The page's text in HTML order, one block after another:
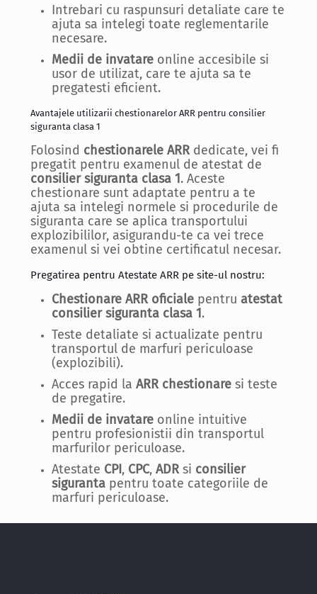
Intrebari cu raspunsuri detaliate care te
ajuta sa intelegi toate reglementarile
necesare.
Medii de invatare online accesibile si
usor de utilizat, care te ajuta sa te
pregatesti eficient.
Avantajele utilizarii chestionarelor ARR pentru consilier
siguranta clasa 1
Folosind chestionarele ARRdedicate, vei fi
pregatit pentru examenul de atestat de
consilier siguranta clasa 1. Aceste
chestionare sunt adaptate pentru a te
ajuta sa intelegi normele si procedurile de
siguranta care se aplica transportului
explozibililor, asigurandu-te ca vei trece
examenul si vei obtine certificatul necesar.
Pregatirea pentru Atestate ARR pe site-ul nostru:
Chestionare ARR oficiale pentru atestat
consilier siguranta clasa 1.
Teste detaliate si actualizate pentru
transportul de marfuri periculoase
(explozibili).
Acces rapid la ARR chestionare si teste
de pregatire.
Medii de invatare online intuitive
pentru profesionistii din transportul
marfurilor periculoase.
Atestate CPI, CPC, ADRsi consilier
siguranta pentru toate categoriile de
marfuri periculoase.